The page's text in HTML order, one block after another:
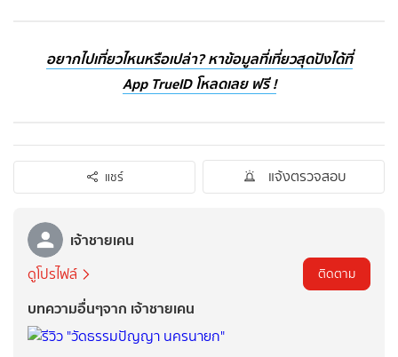
อยากไปเที่ยวไหนหรือเปล่า? หาข้อมูลที่เที่ยวสุดปังได้ที่
App TrueID โหลดเลย ฟรี !
แชร์ แจ้งตรวจสอบ
เจ้าชายเคน
ดูโปรไฟล์ ติดตาม
บทความอื่นๆจาก เจ้าชายเคน